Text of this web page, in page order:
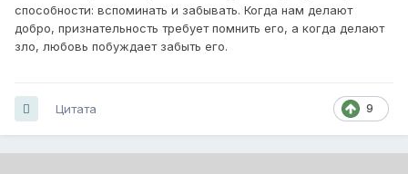
способности: вспоминать и забывать. Когда нам делают
добро, признательность требует помнить его, а когда делают
зло, любовь побуждает забыть его.
9
Цитата